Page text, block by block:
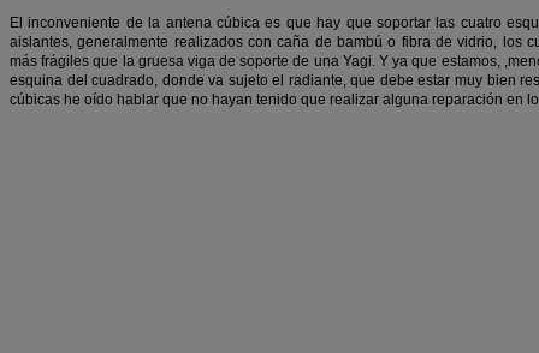
El inconveniente de la antena cúbica es que hay que soportar las cuatro
aislantes, generalmente realizados con caña de bambú o fibra de vidrio, los
más frágiles que la gruesa viga de soporte de una Yagi. Y ya que estamos,
esquina del cuadrado, donde va sujeto el radiante, que debe estar muy bien
cúbicas he oído hablar que no hayan tenido que realizar alguna reparación en